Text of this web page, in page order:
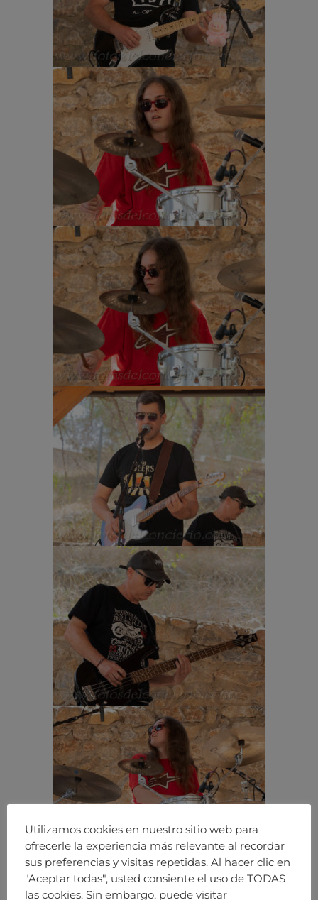
Utilizamos cookies en nuestro sitio web para
ofrecerle la experiencia más relevante al recordar
sus preferencias y visitas repetidas. Al hacer clic en
"Aceptar todas", usted consiente el uso de TODAS
las cookies. Sin embargo, puede visitar